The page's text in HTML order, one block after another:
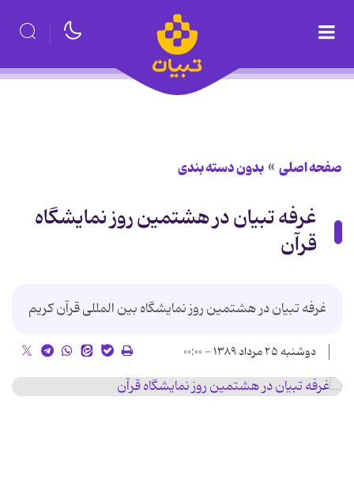
صفحه اصلی بدون دسته بندی
غرفه تبیان در هشتمین روز نمایشگاه
قرآن
غرفه تبیان در هشتمین روز نمایشگاه بین المللی قرآن کریم
دوشنبه ۲۵ مرداد ۱۳۸۹ - ۰۰:۰۰